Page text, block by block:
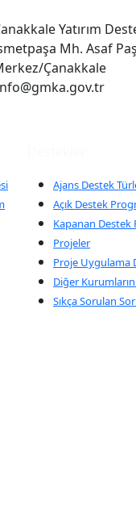
Yatırım
Mh. Asaf
Çanakkale
Ajans Destek
Açık Destek
Kapanan Destek
Projeler
Proje Uygulama
Diğer
Sıkça Sorulan